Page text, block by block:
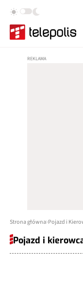
Strona główna Pojazd i
Pojazd i